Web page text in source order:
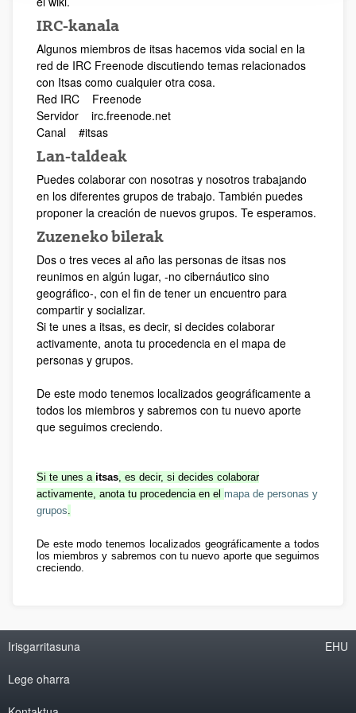
IRC-kanala
Algunos miembros de itsas hacemos vida social en la
red de IRC Freenode discutiendo temas relacionados
con Itsas como cualquier otra cosa.
Red IRC Freenode
Servidor irc.freenode.net
Canal #itsas
Lan-taldeak
Puedes colaborar con nosotras y nosotros trabajando
en los diferentes grupos de trabajo. También puedes
proponer la creación de nuevos grupos. Te esperamos.
Zuzeneko bilerak
Dos o tres veces al año las personas de itsas nos
reunimos en algún lugar, -no cibernáutico sino
geográfico-, con el fin de tener un encuentro para
compartir y socializar.
Si te unes a itsas, es decir, si decides colaborar
activamente, anota tu procedencia en el mapa de
personas y grupos.
De este modo tenemos localizados geográficamente a
todos los miembros y sabremos con tu nuevo aporte
que seguimos creciendo.
Si te unes a itsas, es decir, si decides colaborar
activamente, anota tu procedencia en el mapa de personas y
grupos.
De este modo tenemos localizados geográficamente a todos
los miembros y sabremos con tu nuevo aporte que seguimos
creciendo.
Irisgarritasuna
Lege oharra
EHU